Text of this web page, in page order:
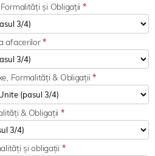
și Obligații *
afacerilor*
Formalități & Obligații*
& Obligații *
și obligații *